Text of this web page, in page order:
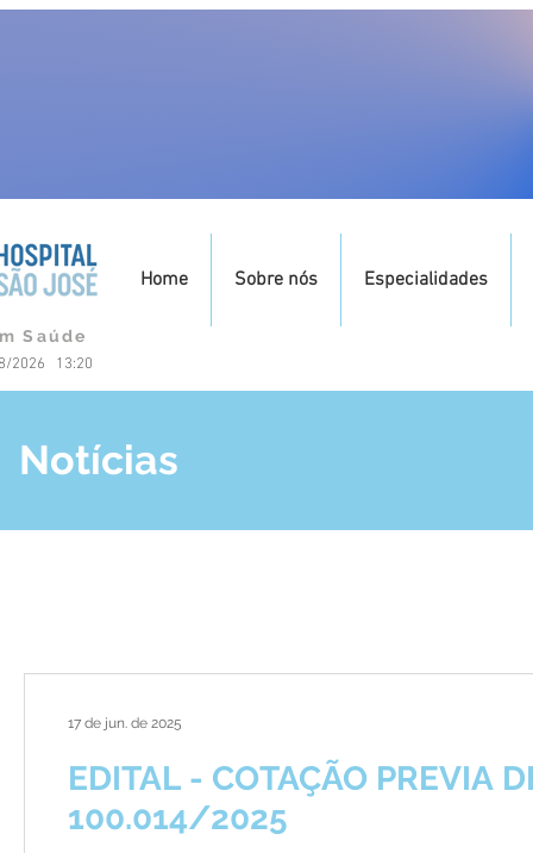
Home Sobre nós Especialidades
Saúde
2026 13:20
Notícias
EDITAL - COTAÇÃO PREVIA
100.014/2025
17 de jun. de 2025